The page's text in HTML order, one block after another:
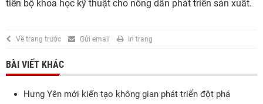
tiến bộ khoa học kỹ thuật cho nông dân phát triển sản xuất.
Về trang trước Gửi email In trang
BÀI VIẾT KHÁC
Hưng Yên mới kiến tạo không gian phát triển đột phá